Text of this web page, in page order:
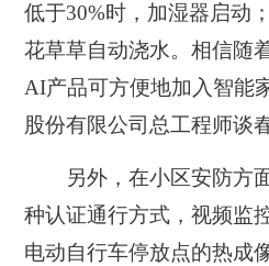
低于30%时，加湿器启动
花草草自动浇水。相信随
AI产品可方便地加入智能
股份有限公司总工程师谈
另外，在小区安防方面
种认证通行方式，视频监
电动自行车停放点的热成